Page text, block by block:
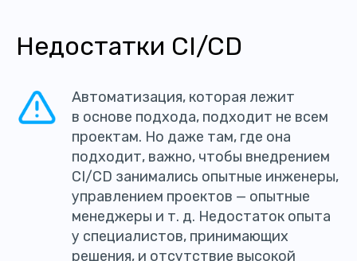
Недостатки CI/CD
Автоматизация, которая лежит
в основе подхода, подходит не всем
проектам. Но даже там, где она
подходит, важно, чтобы внедрением
CI/CD занимались опытные инженеры,
управлением проектов — опытные
менеджеры и т. д. Недостаток опыта
у специалистов, принимающих
решения, и отсутствие высокой